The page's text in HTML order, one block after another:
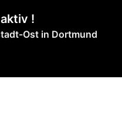
!
Ost in Dortmund